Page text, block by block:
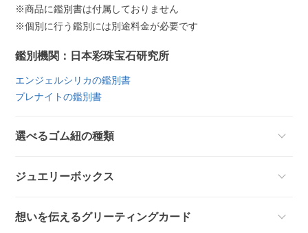
※商品に鑑別書は付属しておりません
※個別に行う鑑別には別途料金が必要です
鑑別機関：日本彩珠宝石研究所
エンジェルシリカの鑑別書
プレナイトの鑑別書
選べるゴム紐の種類
ジュエリーボックス
想いを伝えるグリーティングカード